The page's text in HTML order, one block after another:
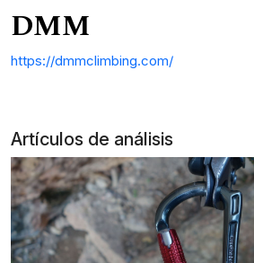
DMM
https://dmmclimbing.com/
Artículos de análisis